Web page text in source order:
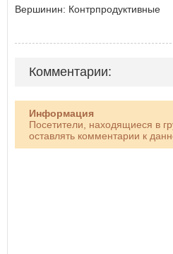
Вершинин: Контрпродуктивные
Комментарии:
Информация
Посетители, находящиеся в
оставлять комментарии к